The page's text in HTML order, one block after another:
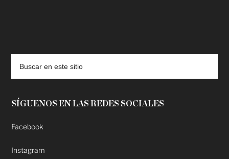
SÍGUENOS EN LAS REDES SOCIALES
Facebook
Instagram